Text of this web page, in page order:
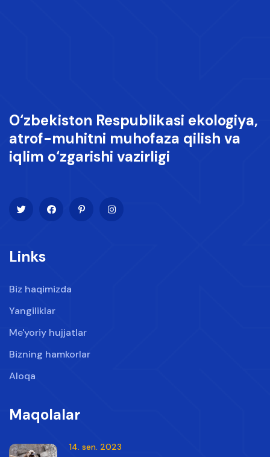
O‘zbekiston Respublikasi ekologiya,
atrof-muhitni muhofaza qilish va
iqlim o‘zgarishi vazirligi
Links
Biz haqimizda
Yangiliklar
Me'yoriy hujjatlar
Bizning hamkorlar
Aloqa
Maqolalar
14. sen. 2023